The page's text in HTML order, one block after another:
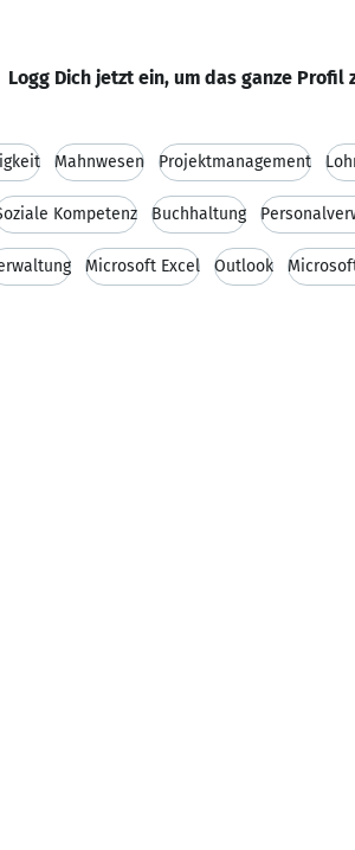
Logg Dich jetzt ein, um das ganze Profil
Mahnwesen Projektmanagement
Kompetenz Buchhaltung
Microsoft Excel Outlook